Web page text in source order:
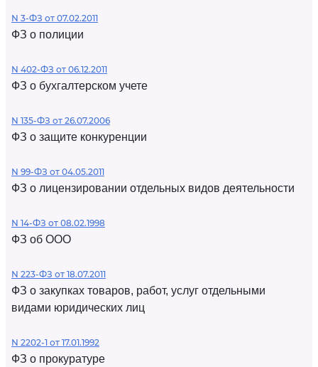
N 3-ФЗ от 07.02.2011
ФЗ о полиции
N 402-ФЗ от 06.12.2011
ФЗ о бухгалтерском учете
N 135-ФЗ от 26.07.2006
ФЗ о защите конкуренции
N 99-ФЗ от 04.05.2011
ФЗ о лицензировании отдельных видов деятельности
N 14-ФЗ от 08.02.1998
ФЗ об ООО
N 223-ФЗ от 18.07.2011
ФЗ о закупках товаров, работ, услуг отдельными
видами юридических лиц
N 2202-1 от 17.01.1992
ФЗ о прокуратуре